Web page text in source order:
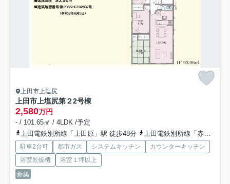
上田市上塩尻
上田市上塩尻第２2号棟
2,580万円
- / 101.65㎡ / 4LDK /予定
上田電鉄別所線「上田原」駅 徒歩48分
上田電鉄別所線「赤坂上」駅 徒歩48分
駐車2台可 都市ガス システムキッチン
カウンターキッチン
浴室乾燥機
浴室１坪以上
新築